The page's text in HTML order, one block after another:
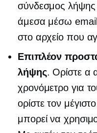
σύνδεσμος λήψης
άμεσα μέσω
στο αρχείο που
Επιπλέον
λήψης. Ορίστε α
χρονόμετρο για
ορίστε τον
μπορεί να